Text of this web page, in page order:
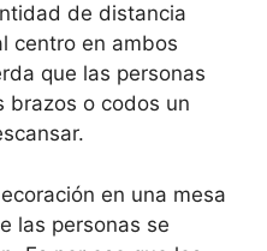
de distancia
centro en ambos
que las personas
brazos o codos un
en una mesa
las personas se